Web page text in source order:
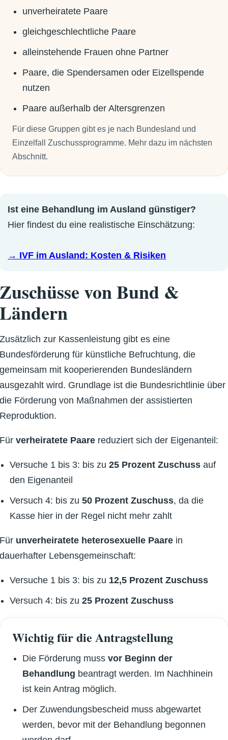
unverheiratete Paare
gleichgeschlechtliche Paare
alleinstehende Frauen ohne Partner
Paare, die Spendersamen oder Eizellspende
nutzen
Paare außerhalb der Altersgrenzen
Für diese Gruppen gibt es je nach Bundesland und
Einzelfall Zuschussprogramme. Mehr dazu im nächsten
Abschnitt.
Ist eine Behandlung im Ausland günstiger?
Hier findest du eine realistische Einschätzung:
→ IVF im Ausland: Kosten & Risiken
Zuschüsse von Bund &
Ländern
Zusätzlich zur Kassenleistung gibt es eine
Bundesförderung für künstliche Befruchtung, die
gemeinsam mit kooperierenden Bundesländern
ausgezahlt wird. Grundlage ist die Bundesrichtlinie über
die Förderung von Maßnahmen der assistierten
Reproduktion.
Fürverheiratete Paare reduziert sich der Eigenanteil:
Versuche 1 bis 3: bis zu25 Prozent Zuschuss auf
den Eigenanteil
Versuch 4: bis zu50 Prozent Zuschuss, da die
Kasse hier in der Regel nicht mehr zahlt
Für unverheiratete heterosexuelle Paare in
dauerhafter Lebensgemeinschaft:
Versuche 1 bis 3: bis zu 12,5 Prozent Zuschuss
Versuch 4: bis zu25 Prozent Zuschuss
Wichtig für die Antragstellung
Die Förderung mussvor Beginn der
Behandlung beantragt werden. Im Nachhinein
ist kein Antrag möglich.
Der Zuwendungsbescheid muss abgewartet
werden, bevor mit der Behandlung begonnen